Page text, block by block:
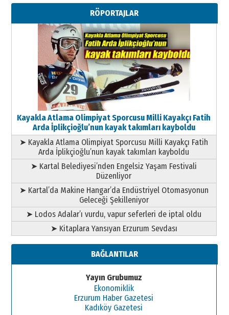
Metin Külünk: Aileyi Korumak
Geleceği Korumaktır
11 Mayıs 2026 Pazartesi
RÖPORTAJLAR
Kayakla Atlama Olimpiyat Sporcusu Milli Kayakçı Fatih
Arda İplikçioğlu’nun kayak takımları kayboldu
➤ Kayakla Atlama Olimpiyat Sporcusu Milli Kayakçı Fatih
Arda İplikçioğlu’nun kayak takımları kayboldu
➤ Kartal Belediyesi’nden Engelsiz Yaşam Festivali
Düzenliyor
➤ Kartal’da Makine Hangar’da Endüstriyel Otomasyonun
Geleceği Şekilleniyor
➤ Lodos Adalar’ı vurdu, vapur seferleri de iptal oldu
➤ Kitaplara Yansıyan Erzurum Sevdası
BAĞLANTILAR
Yayın Grubumuz
Ekonomiklik
Erzurum Haber Gazetesi
Kadıköy Gazetesi